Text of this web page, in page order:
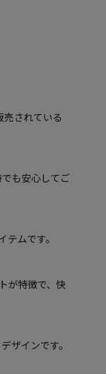
されている
も安心してご
ムです。
が特徴で、快
ザインです。